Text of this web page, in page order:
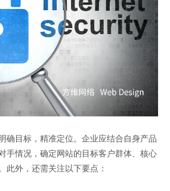
确目标，精准定位。企业应结合自身产品
手情况，确定网站的目标客户群体、核心
此外，还需关注以下要点：